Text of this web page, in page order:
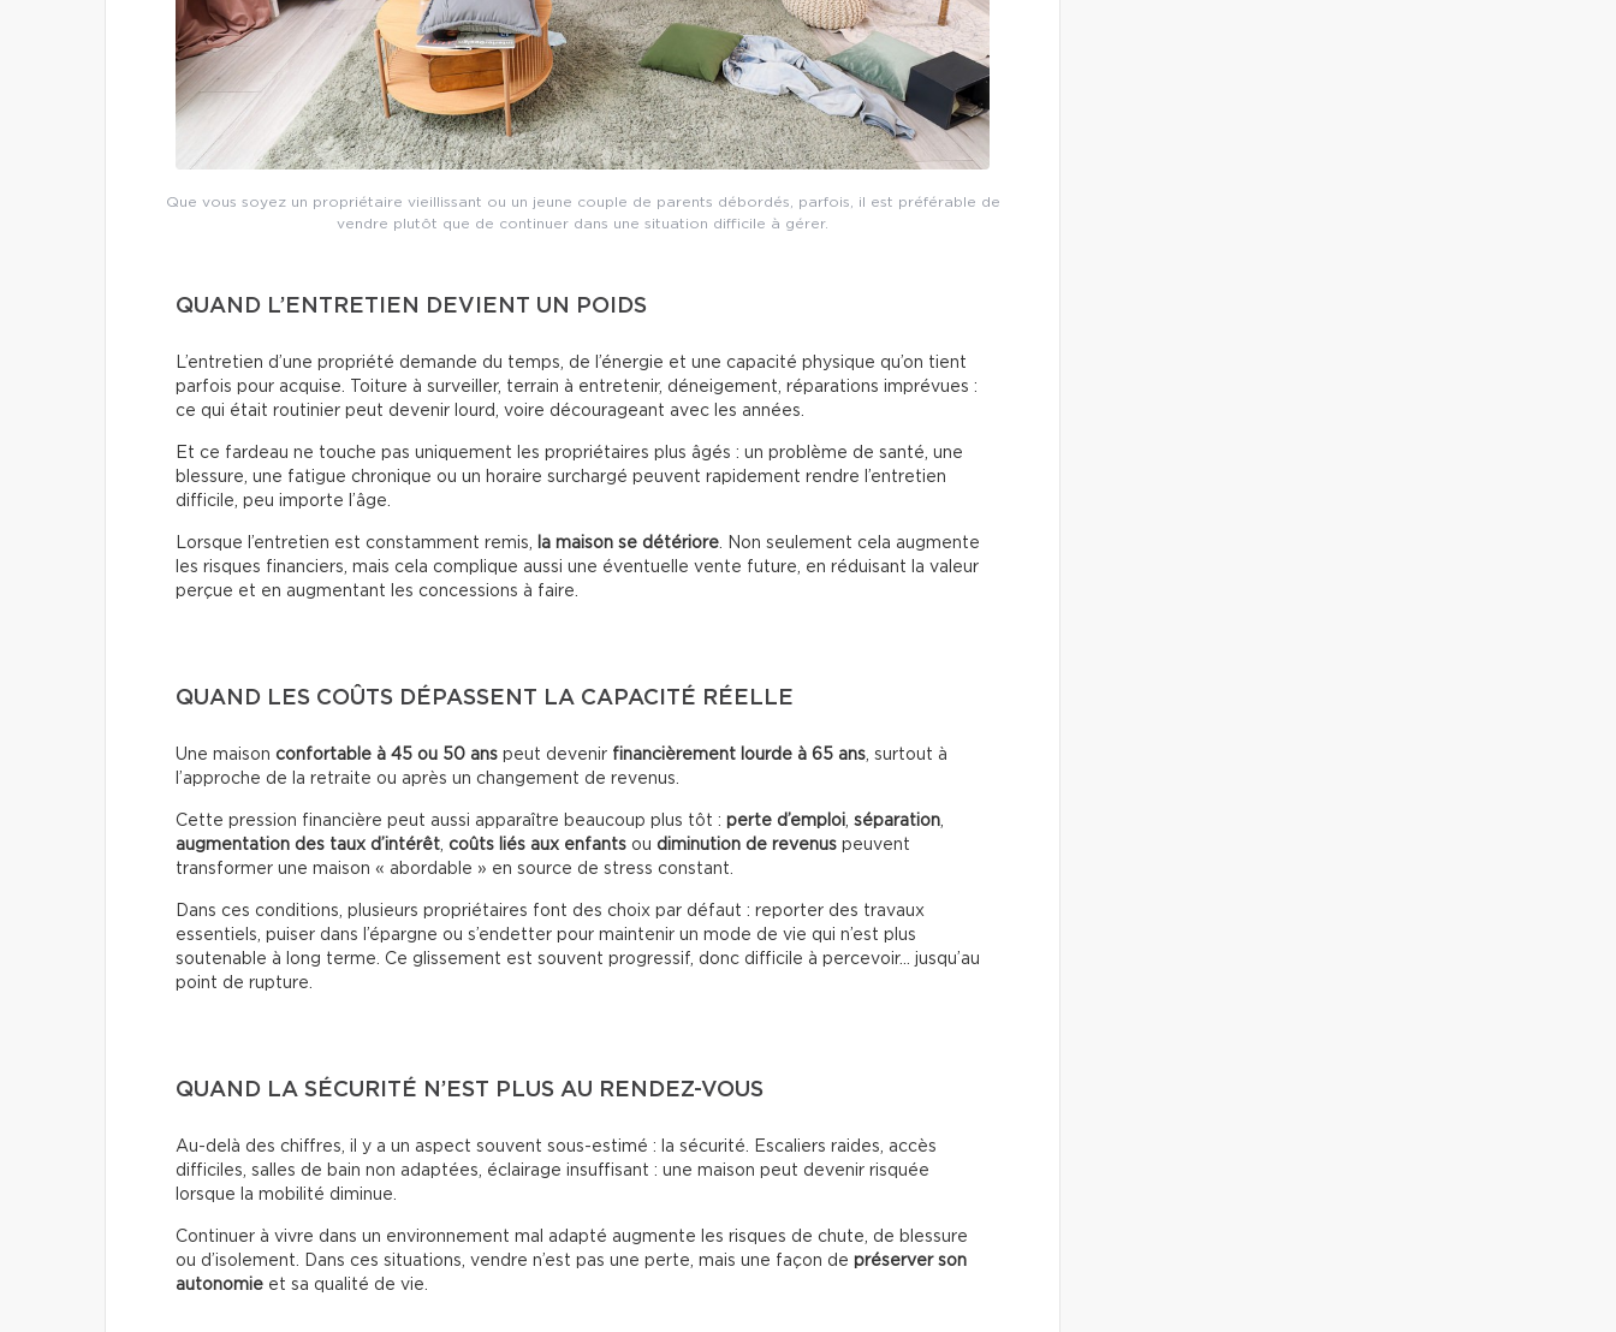
Que vous soyez un propriétaire vieillissant ou un jeune couple de parents débordés, parfois, il est préférable de
vendre plutôt que de continuer dans une situation difficile à gérer.
QUAND L’ENTRETIEN DEVIENT UN POIDS
L’entretien d’une propriété demande du temps, de l’énergie et une capacité physique qu’on tient
parfois pour acquise. Toiture à surveiller, terrain à entretenir, déneigement, réparations imprévues :
ce qui était routinier peut devenir lourd, voire décourageant avec les années.
Et ce fardeau ne touche pas uniquement les propriétaires plus âgés : un problème de santé, une
blessure, une fatigue chronique ou un horaire surchargé peuvent rapidement rendre l’entretien
difficile, peu importe l’âge.
Lorsque l’entretien est constamment remis, la maison se détériore. Non seulement cela augmente
les risques financiers, mais cela complique aussi une éventuelle vente future, en réduisant la valeur
perçue et en augmentant les concessions à faire.
QUAND LES COÛTS DÉPASSENT LA CAPACITÉ RÉELLE
Une maison confortable à 45 ou 50 ans peut devenir financièrement lourde à 65 ans, surtout à
l’approche de la retraite ou après un changement de revenus.
Cette pression financière peut aussi apparaître beaucoup plus tôt : perte d’emploi, séparation,
augmentation des taux d’intérêt, coûts liés aux enfants ou diminution de revenus peuvent
transformer une maison « abordable » en source de stress constant.
Dans ces conditions, plusieurs propriétaires font des choix par défaut : reporter des travaux
essentiels, puiser dans l’épargne ou s’endetter pour maintenir un mode de vie qui n’est plus
soutenable à long terme. Ce glissement est souvent progressif, donc difficile à percevoir… jusqu’au
point de rupture.
QUAND LA SÉCURITÉ N’EST PLUS AU RENDEZ-VOUS
Au-delà des chiffres, il y a un aspect souvent sous-estimé : la sécurité. Escaliers raides, accès
difficiles, salles de bain non adaptées, éclairage insuffisant : une maison peut devenir risquée
lorsque la mobilité diminue.
Continuer à vivre dans un environnement mal adapté augmente les risques de chute, de blessure
ou d’isolement. Dans ces situations, vendre n’est pas une perte, mais une façon de préserver son
autonomie et sa qualité de vie.